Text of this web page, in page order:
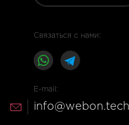
Связаться с нами:
E-mail:
info@webon.tech